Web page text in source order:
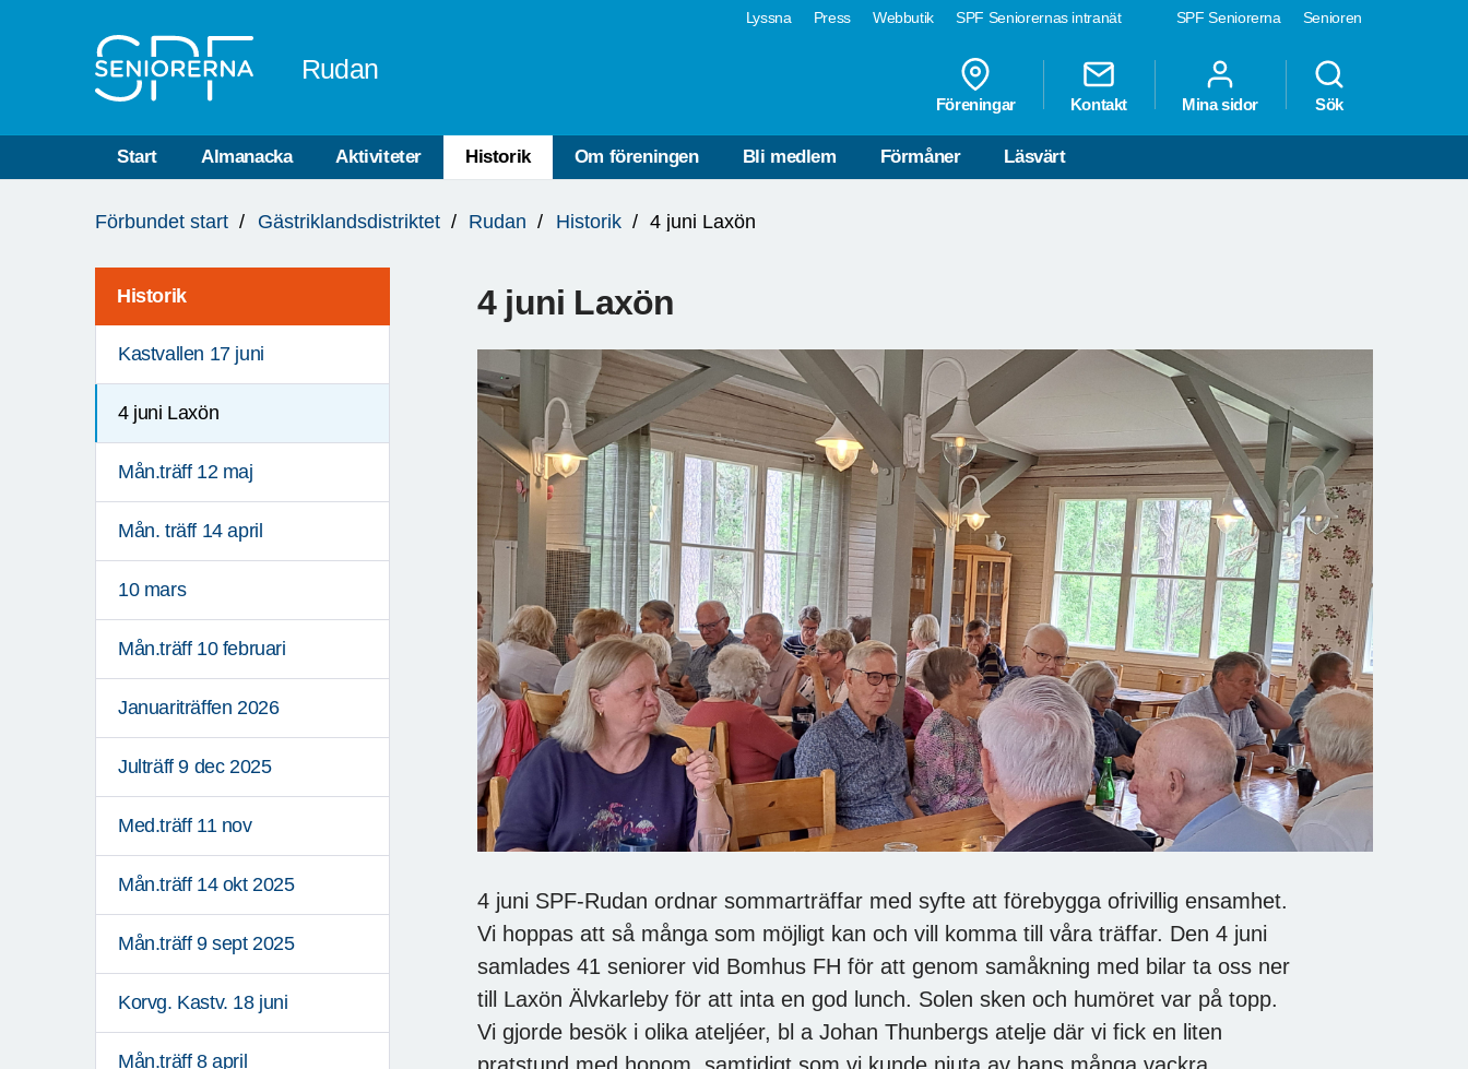
SPF Seniorerna Senioren
Lyssna Press Webbutik SPF Seniorernas intranät
Rudan
Föreningar Kontakt Mina sidor Sök
Start Almanacka Aktiviteter Historik Om föreningen Bli medlem Förmåner Läsvärt
är
Förbundet start Gästriklandsdistriktet Rudan Historik 4 juni Laxön
Historik
Kastvallen 17 juni
4 juni Laxön
Mån.träff 12 maj
Mån. träff 14 april
10 mars
Mån.träff 10 februari
Januariträffen 2026
Julträff 9 dec 2025
Med.träff 11 nov
Mån.träff 14 okt 2025
Mån.träff 9 sept 2025
Korvg. Kastv. 18 juni
Mån.träff 8 april
4 juni Laxön
4 juni SPF-Rudan ordnar sommarträffar med syfte att förebygga ofrivillig ensamhet.
Vi hoppas att så många som möjligt kan och vill komma till våra träffar. Den 4 juni
samlades 41 seniorer vid Bomhus FH för att genom samåkning med bilar ta oss ner
till Laxön Älvkarleby för att inta en god lunch. Solen sken och humöret var på topp.
Vi gjorde besök i olika ateljéer, bl a Johan Thunbergs atelje där vi fick en liten